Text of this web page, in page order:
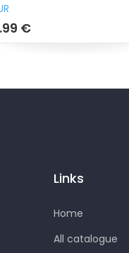
€
Links
Home
All catalogue